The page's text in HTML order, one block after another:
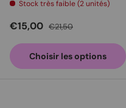
Stock très faible (2 unités)
Prix soldé
€15,00 Prix habituel
€21,50
Choisir les options